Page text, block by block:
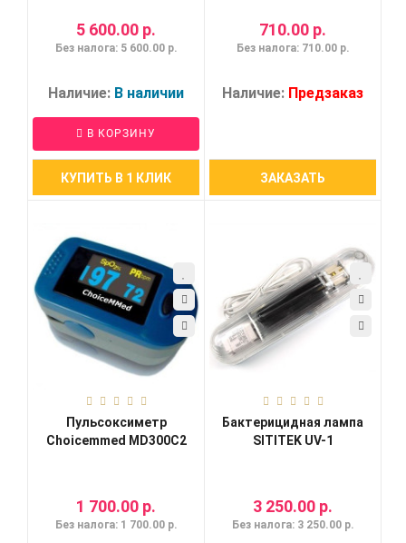
5 600.00 р.
Без налога: 5 600.00 р.
Наличие: В наличии
В КОРЗИНУ
КУПИТЬ В 1 КЛИК
710.00 р.
Без налога: 710.00 р.
Наличие: Предзаказ
ЗАКАЗАТЬ
Пульсоксиметр
Choicemmed MD300C2
1 700.00 р.
Без налога: 1 700.00 р.
Бактерицидная лампа
SITITEK UV-1
3 250.00 р.
Без налога: 3 250.00 р.